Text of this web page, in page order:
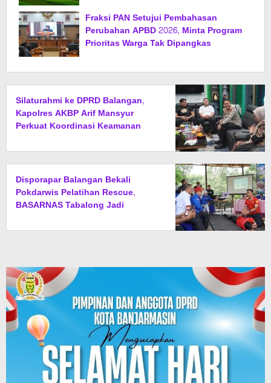
Fraksi PAN Setujui Pembahasan
Perubahan APBD 2026, Minta Program
Prioritas Warga Tak Dipangkas
Silaturahmi ke DPRD Balangan,
Kapolres AKBP Arif Mansyur
Perkuat Koordinasi Keamanan
Disporapar Balangan Bekali
Pokdarwis Pelatihan Rescue,
BASARNAS Tabalong Jadi